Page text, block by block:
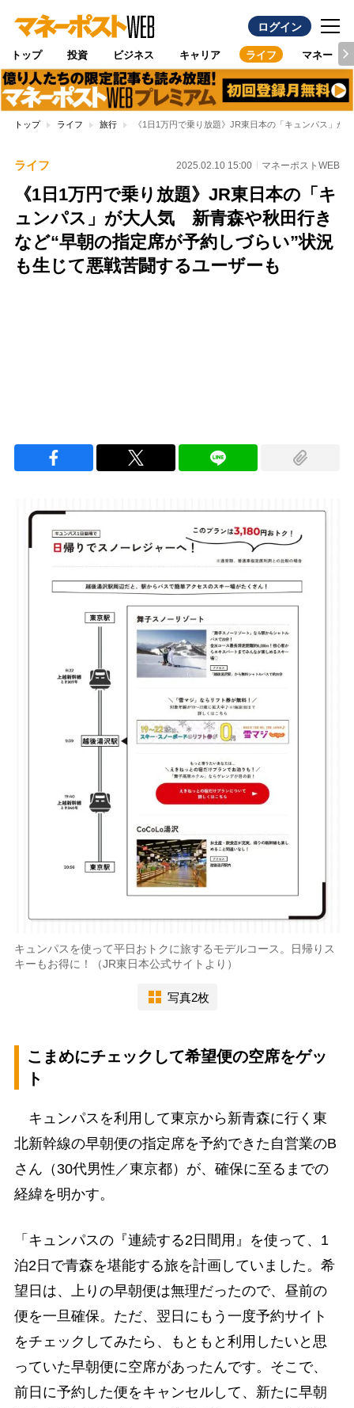
ログイン
トップ 投資 ビジネス キャリア ライフ マネー
トップ ライフ 旅行 《1日1万円で乗り放題》JR東日本の「キュンパス」
ライフ 2025.02.10 15:00 マネーポストWEB
《1日1万円で乗り放題》JR東日本の「キ
ュンパス」が大人気 新青森や秋田行き
など“早朝の指定席が予約しづらい”状況
も生じて悪戦苦闘するユーザーも
キュンパスを使って平日おトクに旅するモデルコース。日帰りス
キーもお得に！（JR東日本公式サイトより）
写真2枚
こまめにチェックして希望便の空席をゲッ
ト
キュンパスを利用して東京から新青森に行く東
北新幹線の早朝便の指定席を予約できた自営業のB
さん（30代男性／東京都）が、確保に至るまでの
経緯を明かす。
「キュンパスの『連続する2日間用』を使って、1
泊2日で青森を堪能する旅を計画していました。希
望日は、上りの早朝便は無理だったので、昼前の
便を一旦確保。ただ、翌日にもう一度予約サイト
をチェックしてみたら、もともと利用したいと思
っていた早朝便に空席があったんです。そこで、
前日に予約した便をキャンセルして、新たに早朝